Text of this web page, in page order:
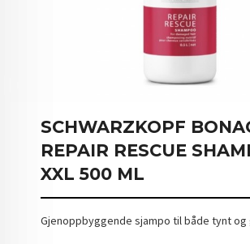
SCHWARZKOPF
REPAIR RESCUE
XXL 500 ML
Gjenoppbyggende sjampo til både tynt